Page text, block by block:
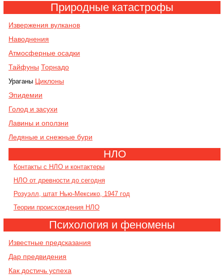
Природные катастрофы
Извержения вулканов
Наводнения
Атмосферные осадки
Тайфуны Торнадо
Ураганы Циклоны
Эпидемии
Голод и засухи
Лавины и оползни
Ледяные и снежные бури
НЛО
Контакты с НЛО и контактеры
НЛО от древности до сегодня
Розуэлл, штат Нью-Мексико, 1947 год
Теории происхождения НЛО
Психология и феномены
Известные предсказания
Дар предвидения
Как достичь успеха